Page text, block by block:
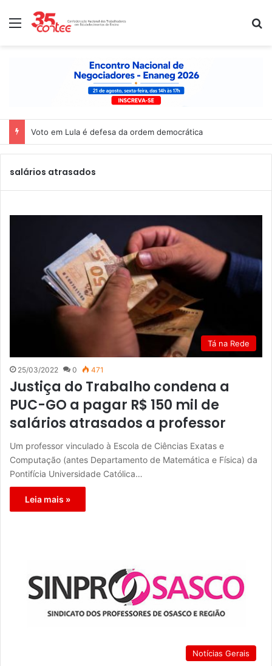
Menu
Voto em Lula é defesa da ordem democrática
salários atrasados
Tá na Rede
25/03/2022 0 471
Justiça do Trabalho condena a
PUC-GO a pagar R$ 150 mil de
salários atrasados a professor
Um professor vinculado à Escola de Ciências Exatas e
Computação (antes Departamento de Matemática e Física) da
Pontifícia Universidade Católica…
Leia mais »
Notícias Gerais